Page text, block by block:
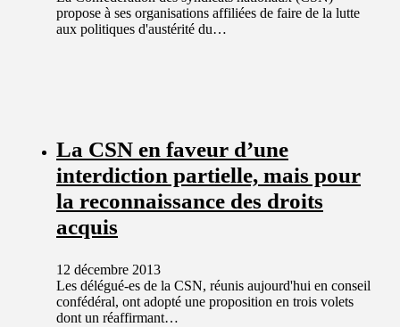
propose à ses organisations affiliées de faire de la lutte
aux politiques d'austérité du…
La CSN en faveur d’une
interdiction partielle, mais pour
la reconnaissance des droits
acquis
12 décembre 2013
Les délégué-es de la CSN, réunis aujourd'hui en conseil
confédéral, ont adopté une proposition en trois volets
dont un réaffirmant…